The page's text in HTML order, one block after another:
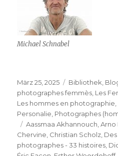
Michael Schnabel
Veröffentlicht
am
März 25, 2025 Kategorien
Bibliothek
photographes femmès Les
Les hommes en photographie
Personalie Photographes
Schlagwörter
Aassmaa Akhannouch ,Arno
Chervine Christian Scholz
photographes - 33 histoires